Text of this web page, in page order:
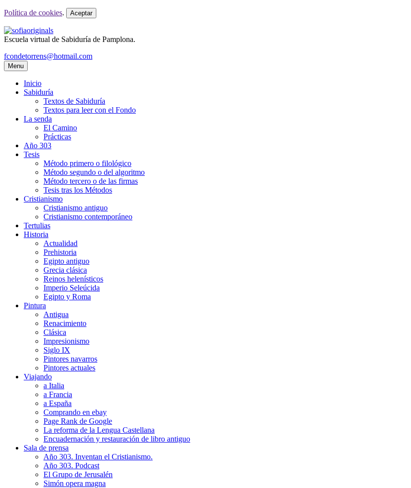
Política de cookies. Aceptar
Escuela virtual de Sabiduría de Pamplona.
fcondetorrens@hotmail.com
Menu
Inicio
Sabiduría
Textos de Sabiduría
Textos para leer con el Fondo
La senda
El Camino
Prácticas
Año 303
Tesis
Método primero o filológico
Método segundo o del algoritmo
Método tercero o de las firmas
Tesis tras los Métodos
Cristianismo
Cristianismo antiguo
Cristianismo contemporáneo
Tertulias
Historia
Actualidad
Prehistoria
Egipto antiguo
Grecia clásica
Reinos helenísticos
Imperio Seleúcida
Egipto y Roma
Pintura
Antigua
Renacimiento
Clásica
Impresionismo
Siglo IX
Pintores navarros
Pintores actuales
Viajando
a Italia
a Francia
a España
Comprando en ebay
Page Rank de Google
La reforma de la Lengua Castellana
Encuadernación y restauración de libro antiguo
Sala de prensa
Año 303. Inventan el Cristianismo.
Año 303. Podcast
El Grupo de Jerusalén
Simón opera magna